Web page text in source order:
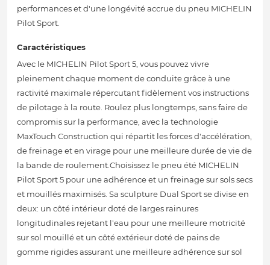
performances et d'une longévité accrue du pneu MICHELIN
Pilot Sport.
Caractéristiques
Avec le MICHELIN Pilot Sport 5, vous pouvez vivre
pleinement chaque moment de conduite grâce à une
ractivité maximale répercutant fidèlement vos instructions
de pilotage à la route. Roulez plus longtemps, sans faire de
compromis sur la performance, avec la technologie
MaxTouch Construction qui répartit les forces d'accélération,
de freinage et en virage pour une meilleure durée de vie de
la bande de roulement.Choisissez le pneu été MICHELIN
Pilot Sport 5 pour une adhérence et un freinage sur sols secs
et mouillés maximisés. Sa sculpture Dual Sport se divise en
deux: un côté intérieur doté de larges rainures
longitudinales rejetant l'eau pour une meilleure motricité
sur sol mouillé et un côté extérieur doté de pains de
gomme rigides assurant une meilleure adhérence sur sol